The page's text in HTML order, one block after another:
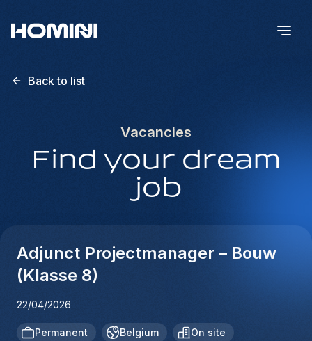
Back to list
Vacancies
Find your dream
job
Adjunct Projectmanager – Bouw
(Klasse 8)
22/04/2026
Permanent Belgium On site